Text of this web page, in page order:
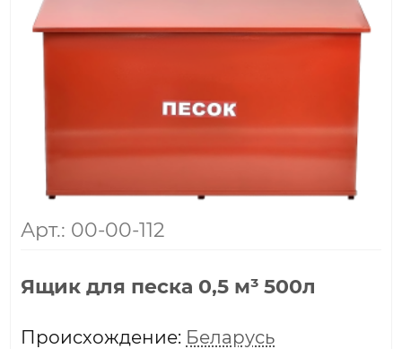
Арт.: 00-00-112
Ящик для песка 0,5 м³ 500л
Проиcхождение: Беларусь